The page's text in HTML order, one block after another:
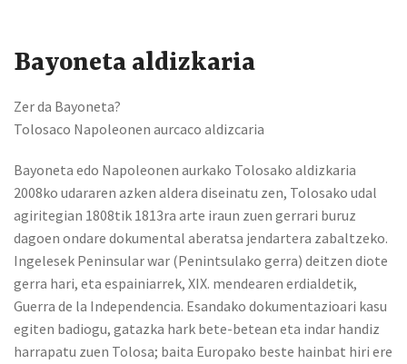
Bayoneta aldizkaria
Zer da Bayoneta?
Tolosaco Napoleonen aurcaco aldizcaria
Bayoneta edo Napoleonen aurkako Tolosako aldizkaria
2008ko udararen azken aldera diseinatu zen, Tolosako udal
agiritegian 1808tik 1813ra arte iraun zuen gerrari buruz
dagoen ondare dokumental aberatsa jendartera zabaltzeko.
Ingelesek Peninsular war (Penintsulako gerra) deitzen diote
gerra hari, eta espainiarrek, XIX. mendearen erdialdetik,
Guerra de la Independencia. Esandako dokumentazioari kasu
egiten badiogu, gatazka hark bete-betean eta indar handiz
harrapatu zuen Tolosa; baita Europako beste hainbat hiri ere